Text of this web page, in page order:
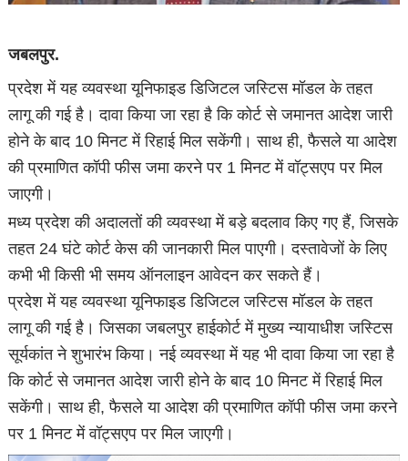
जबलपुर.
प्रदेश में यह व्यवस्था यूनिफाइड डिजिटल जस्टिस मॉडल के तहत
लागू की गई है। दावा किया जा रहा है कि कोर्ट से जमानत आदेश जारी
होने के बाद 10 मिनट में रिहाई मिल सकेंगी। साथ ही, फैसले या आदेश
की प्रमाणित कॉपी फीस जमा करने पर 1 मिनट में वॉट्सएप पर मिल
जाएगी।
मध्य प्रदेश की अदालतों की व्यवस्था में बड़े बदलाव किए गए हैं, जिसके
तहत 24 घंटे कोर्ट केस की जानकारी मिल पाएगी। दस्तावेजों के लिए
कभी भी किसी भी समय ऑनलाइन आवेदन कर सकते हैं।
प्रदेश में यह व्यवस्था यूनिफाइड डिजिटल जस्टिस मॉडल के तहत
लागू की गई है। जिसका जबलपुर हाईकोर्ट में मुख्य न्यायाधीश जस्टिस
सूर्यकांत ने शुभारंभ किया। नई व्यवस्था में यह भी दावा किया जा रहा है
कि कोर्ट से जमानत आदेश जारी होने के बाद 10 मिनट में रिहाई मिल
सकेंगी। साथ ही, फैसले या आदेश की प्रमाणित कॉपी फीस जमा करने
पर 1 मिनट में वॉट्सएप पर मिल जाएगी।